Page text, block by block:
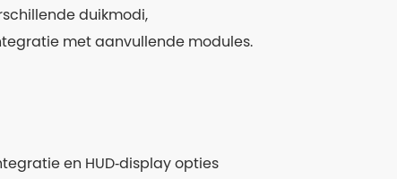
duikmodi,
met aanvullende modules.
en HUD‑display opties